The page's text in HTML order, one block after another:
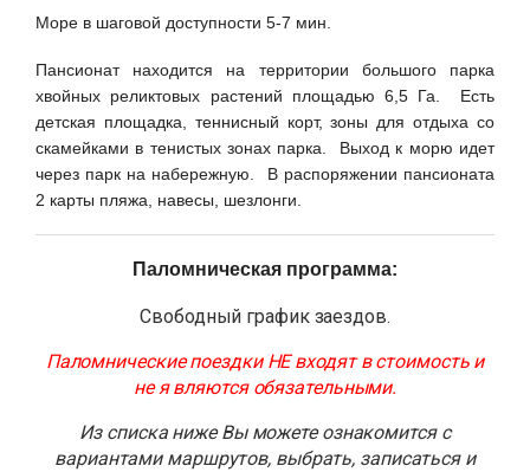
Море в шаговой доступности 5-7 мин.
Пансионат находится на территории большого парка
хвойных реликтовых растений площадью 6,5 Га. Есть
детская площадка, теннисный корт, зоны для отдыха со
скамейками в тенистых зонах парка. Выход к морю идет
через парк на набережную. В распоряжении пансионата
2 карты пляжа, навесы, шезлонги.
Паломническая программа:
Свободный график заездов.
Паломнические поездки НЕ входят в стоимость и
не я вляются обязательными.
Из списка ниже Вы можете ознакомится с
вариантами маршрутов, выбрать, записаться и